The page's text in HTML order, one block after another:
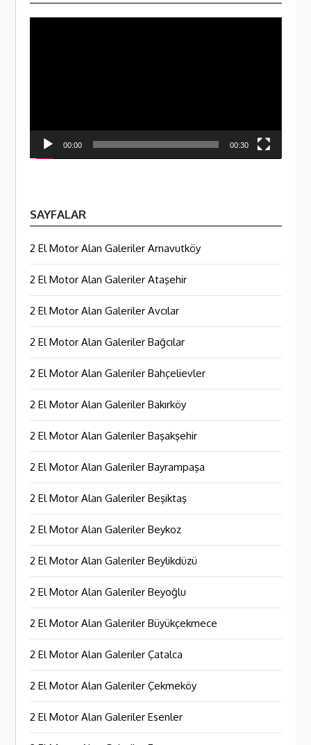
00:00 00:30
SAYFALAR
2 El Motor Alan Galeriler Arnavutköy
2 El Motor Alan Galeriler Ataşehir
2 El Motor Alan Galeriler Avcılar
2 El Motor Alan Galeriler Bağcılar
2 El Motor Alan Galeriler Bahçelievler
2 El Motor Alan Galeriler Bakırköy
2 El Motor Alan Galeriler Başakşehir
2 El Motor Alan Galeriler Bayrampaşa
2 El Motor Alan Galeriler Beşiktaş
2 El Motor Alan Galeriler Beykoz
2 El Motor Alan Galeriler Beylikdüzü
2 El Motor Alan Galeriler Beyoğlu
2 El Motor Alan Galeriler Büyükçekmece
2 El Motor Alan Galeriler Çatalca
2 El Motor Alan Galeriler Çekmeköy
2 El Motor Alan Galeriler Esenler